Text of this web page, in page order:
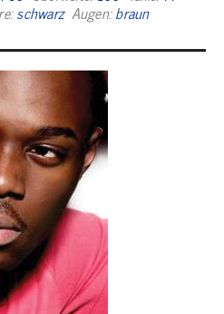
schwarz Augen:braun